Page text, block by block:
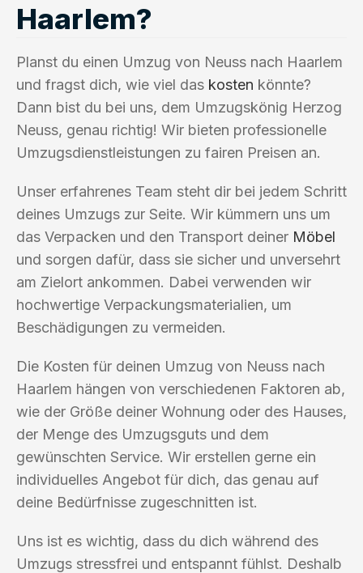
Haarlem?
Planst du einen Umzug von Neuss nach Haarlem
und fragst dich, wie viel das kosten könnte?
Dann bist du bei uns, dem Umzugskönig Herzog
Neuss, genau richtig! Wir bieten professionelle
Umzugsdienstleistungen zu fairen Preisen an.
Unser erfahrenes Team steht dir bei jedem Schritt
deines Umzugs zur Seite. Wir kümmern uns um
das Verpacken und den Transport deiner Möbel
und sorgen dafür, dass sie sicher und unversehrt
am Zielort ankommen. Dabei verwenden wir
hochwertige Verpackungsmaterialien, um
Beschädigungen zu vermeiden.
Die Kosten für deinen Umzug von Neuss nach
Haarlem hängen von verschiedenen Faktoren ab,
wie der Größe deiner Wohnung oder des Hauses,
der Menge des Umzugsguts und dem
gewünschten Service. Wir erstellen gerne ein
individuelles Angebot für dich, das genau auf
deine Bedürfnisse zugeschnitten ist.
Uns ist es wichtig, dass du dich während des
Umzugs stressfrei und entspannt fühlst. Deshalb